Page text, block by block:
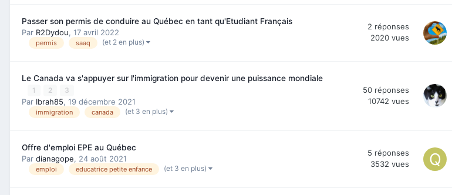
Passer son permis de conduire au Québec en tant qu'Etudiant Français
Par R2Dydou, 17 avril 2022
permis saaq (et 2 en plus)
2 réponses
2020 vues
Le Canada va s'appuyer sur l'immigration pour devenir une puissance mondiale
1 2 3
Par Ibrah85, 19 décembre 2021
immigration canada (et 3 en plus)
50 réponses
10742 vues
Offre d'emploi EPE au Québec
Par dianagope, 24 août 2021
emploi educatrice petite enfance (et 3 en plus)
5 réponses
3532 vues